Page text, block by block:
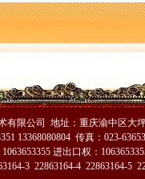
有限公司 地址：重庆渝中区大
13368080804 传真：023-
进出口权：
3 22863164-4 22863164-5